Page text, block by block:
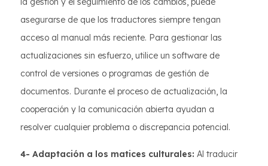
asegurarse de que los traductores siempre tengan
acceso al manual más reciente. Para gestionar las
actualizaciones sin esfuerzo, utilice un software de
control de versiones o programas de gestión de
documentos. Durante el proceso de actualización, la
cooperación y la comunicación abierta ayudan a
resolver cualquier problema o discrepancia potencial.
4- Adaptación a los matices culturales: Al traducir